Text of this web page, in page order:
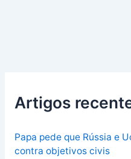
Artigos
Papa pede que Rússia e
contra objetivos civis